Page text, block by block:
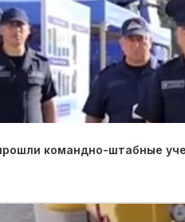
командно-штабные